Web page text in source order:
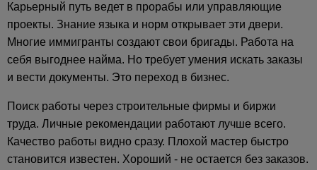
Карьерный путь ведет в прорабы или управляющие
проекты. Знание языка и норм открывает эти двери.
Многие иммигранты создают свои бригады. Работа на
себя выгоднее найма. Но требует умения искать заказы
и вести документы. Это переход в бизнес.
Поиск работы через строительные фирмы и биржи
труда. Личные рекомендации работают лучше всего.
Качество работы видно сразу. Плохой мастер быстро
становится известен. Хороший - не остается без заказов.